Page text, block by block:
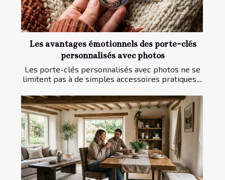
Les avantages émotionnels des porte-clés
personnalisés avec photos
Les porte-clés personnalisés avec photos ne se
limitent pas à de simples accessoires pratiques....